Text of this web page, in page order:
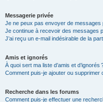
Messagerie privée
Je ne peux pas envoyer de messages
Je continue à recevoir des messages
J’ai reçu un e-mail indésirable de la
Amis et ignorés
À quoi sert ma liste d’amis et d’ignorés
Comment puis-je ajouter ou supprimer
Recherche dans les forums
Comment puis-je effectuer une